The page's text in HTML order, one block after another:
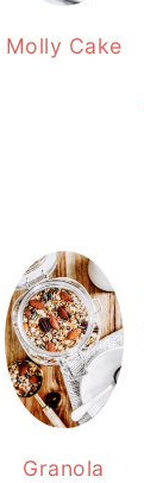
Molly Cake
Granola